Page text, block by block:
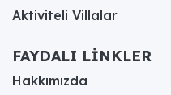
Aktiviteli Villalar
FAYDALI LİNKLER
Hakkımızda